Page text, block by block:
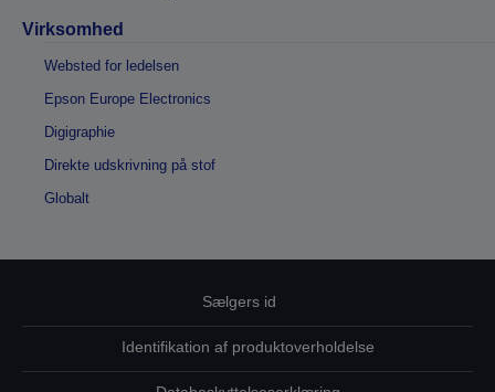
Virksomhed
Websted for ledelsen
Epson Europe Electronics
Digigraphie
Direkte udskrivning på stof
Globalt
Sælgers id
Identifikation af produktoverholdelse